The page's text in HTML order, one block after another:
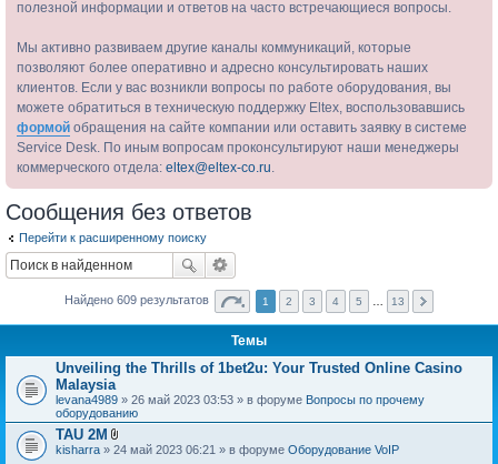
полезной информации и ответов на часто встречающиеся вопросы.
Мы активно развиваем другие каналы коммуникаций, которые
позволяют более оперативно и адресно консультировать наших
клиентов. Если у вас возникли вопросы по работе оборудования, вы
можете обратиться в техническую поддержку Eltex, воспользовавшись
формой обращения на сайте компании или оставить заявку в системе
Service Desk. По иным вопросам проконсультируют наши менеджеры
коммерческого отдела: eltex@eltex-co.ru.
Сообщения без ответов
Перейти к расширенному поиску
Найдено 609 результатов 1 2 3 4 5 13
Темы
Unveiling the Thrills of 1bet2u: Your Trusted Online Casino
Malaysia
levana4989 » 26 май 2023 03:53 » в форуме Вопросы по прочему
оборудованию
TAU 2M
В
kisharra » 24 май 2023 06:21 » в форуме Оборудование VoIP